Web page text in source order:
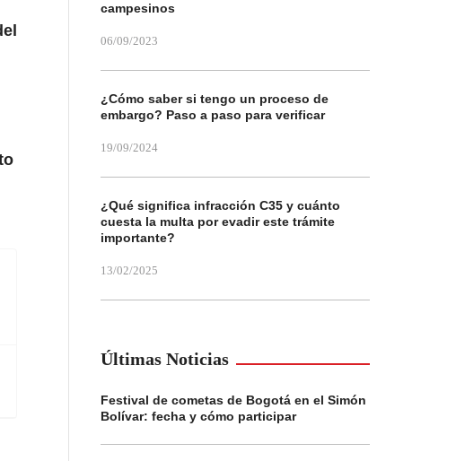
campesinos
06/09/2023
¿Cómo saber si tengo un proceso de
embargo? Paso a paso para verificar
19/09/2024
¿Qué significa infracción C35 y cuánto
cuesta la multa por evadir este trámite
importante?
13/02/2025
Últimas Noticias
Festival de cometas de Bogotá en el Simón
Bolívar: fecha y cómo participar